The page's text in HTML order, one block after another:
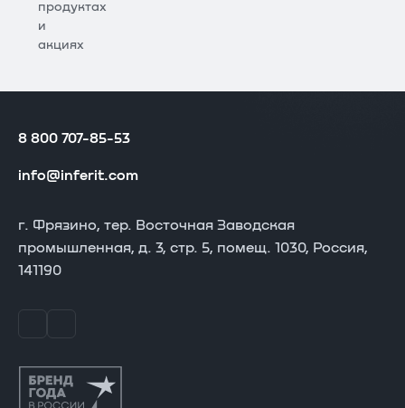
продуктах
и
акциях
8 800 707-85-53
info@inferit.com
г. Фрязино, тер. Восточная Заводская
промышленная, д. 3, стр. 5, помещ. 1030, Россия,
141190